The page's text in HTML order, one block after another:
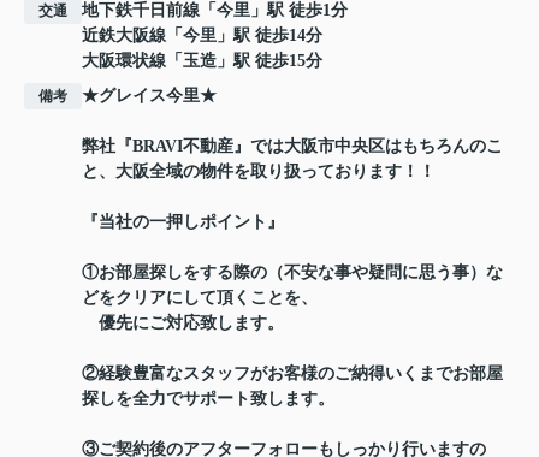
交通 地下鉄千日前線 「 今里 」駅 徒歩1分
近鉄大阪線 「 今里 」駅 徒歩14分
大阪環状線 「 玉造 」駅 徒歩15分
備考 ★グレイス今里★
弊社『BRAVI不動産』では大阪市中央区はもちろんのこ
と、大阪全域の物件を取り扱っております！！
『当社の一押しポイント』
①お部屋探しをする際の（不安な事や疑問に思う事）な
どをクリアにして頂くことを、
優先にご対応致します。
②経験豊富なスタッフがお客様のご納得いくまでお部屋
探しを全力でサポート致します。
③ご契約後のアフターフォローもしっかり行いますの